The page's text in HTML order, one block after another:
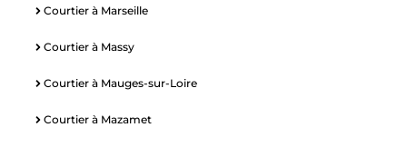
Courtier à Marseille
Courtier à Massy
Courtier à Mauges-sur-Loire
Courtier à Mazamet